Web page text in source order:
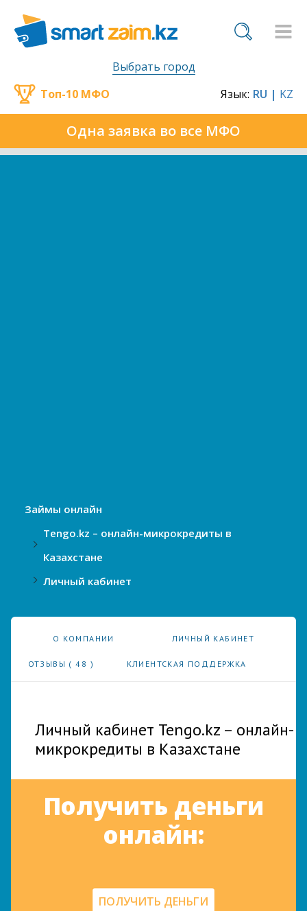
Выбрать город
Одна заявка во все МФО
Топ-10 МФО Язык: RU | KZ
Займы онлайн
Tengo.kz – онлайн-микрокредиты в
Казахстане
Личный кабинет
О КОМПАНИИ ЛИЧНЫЙ КАБИНЕТ
ОТЗЫВЫ (48 ) КЛИЕНТСКАЯ ПОДДЕРЖКА
Личный кабинет Tengo.kz – онлайн-
микрокредиты в Казахстане
Получить деньги
онлайн:
ПОЛУЧИТЬ ДЕНЬГИ